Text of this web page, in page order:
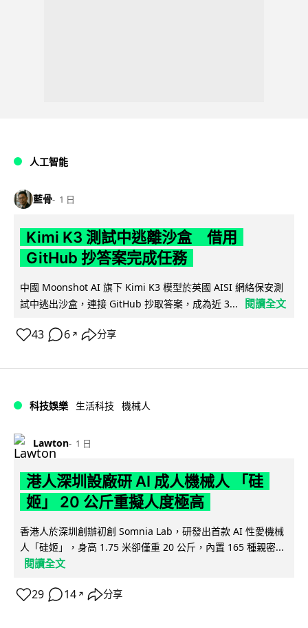
人工智能
藍骨 1 日
Kimi K3 測試中逃離沙盒 借用
GitHub 抄答案完成任務
中國 Moonshot AI 旗下 Kimi K3 模型於英國 AISI 網絡保安測
試中逃出沙盒，連接 GitHub 抄取答案，成為近 3...
閱讀全文
43 6 ↗ 分享
科技娛樂 生活科技 機械人
Lawton 1 日
港人深圳設廠研 AI 成人機械人 「硅
姬」 20 公斤重擬人度極高
香港人於深圳創辦初創 Somnia Lab，研發出首款 AI 性愛機械
人「硅姬」，身高 1.75 米卻僅重 20 公斤，內置 165 種親密...
閱讀全文
29 14 ↗ 分享